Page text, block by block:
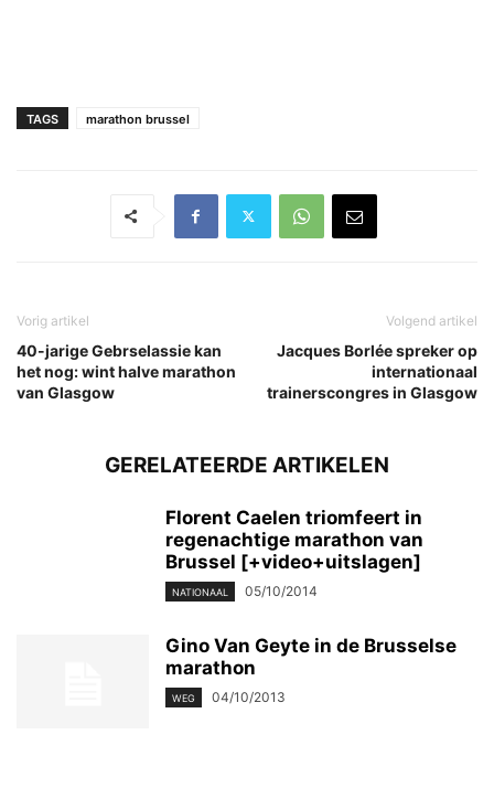
TAGS marathon brussel
Vorig artikel
40-jarige Gebrselassie kan
het nog: wint halve marathon
van Glasgow
Volgend artikel
Jacques Borlée spreker op
internationaal
trainerscongres in Glasgow
GERELATEERDE ARTIKELEN
Florent Caelen triomfeert in
regenachtige marathon van
Brussel [+video+uitslagen]
NATIONAAL 05/10/2014
Gino Van Geyte in de Brusselse
marathon
WEG 04/10/2013